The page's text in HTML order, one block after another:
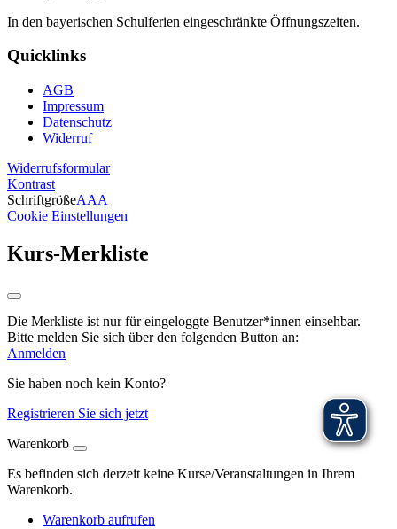
In den bayerischen Schulferien eingeschränkte Öffnungszeiten.
Quicklinks
AGB
Impressum
Datenschutz
Widerruf
Widerrufsformular
Kontrast
SchriftgrößeAAA
Cookie Einstellungen
Kurs-Merkliste
Die Merkliste ist nur für eingeloggte Benutzer*innen einsehbar.
Bitte melden Sie sich über den folgenden Button an:
Anmelden
Sie haben noch kein Konto?
Registrieren Sie sich jetzt
Warenkorb
Es befinden sich derzeit keine Kurse/Veranstaltungen in Ihrem
Warenkorb.
Warenkorb aufrufen